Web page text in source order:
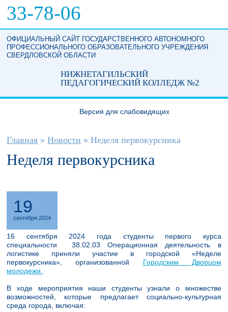
33-78-06
ОФИЦИАЛЬНЫЙ САЙТ ГОСУДАРСТВЕННОГО АВТОНОМНОГО
ПРОФЕССИОНАЛЬНОГО ОБРАЗОВАТЕЛЬНОГО УЧРЕЖДЕНИЯ
СВЕРДЛОВСКОЙ ОБЛАСТИ
НИЖНЕТАГИЛЬСКИЙ
ПЕДАГОГИЧЕСКИЙ КОЛЛЕДЖ №2
Версия для слабовидящих
Вы здесь
Главная » Новости » Неделя первокурсника
Неделя первокурсника
19
сентября 2024
16 сентября 2024 года студенты первого курса
специальности 38.02.03 Операционная деятельность в
логистике приняли участие в городской «Неделе
первокурсника», организованной Городским Дворцом
молодежи.
В ходе мероприятия наши студенты узнали о множестве
возможностей, которые предлагает социально-культурная
среда города, включая: